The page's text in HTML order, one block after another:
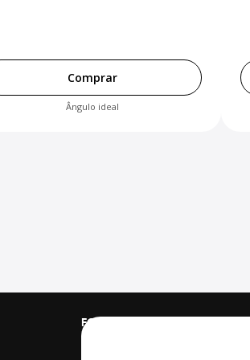
Comprar
Ângulo ideal
FORMAS DE PAGAMENTO